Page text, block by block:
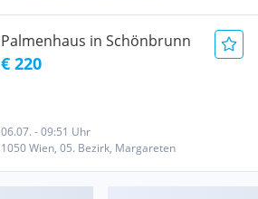
Palmenhaus in Schönbrunn
€ 220
06.07. - 09:51 Uhr
1050 Wien, 05. Bezirk, Margareten